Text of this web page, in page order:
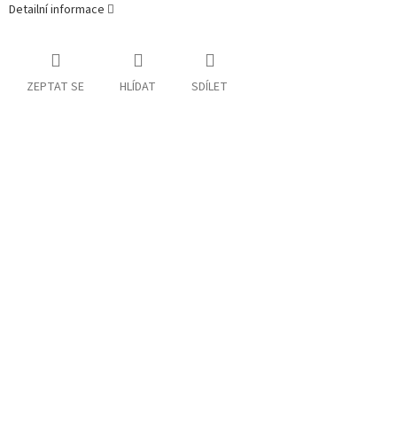
Detailní informace
ZEPTAT SE HLÍDAT SDÍLET